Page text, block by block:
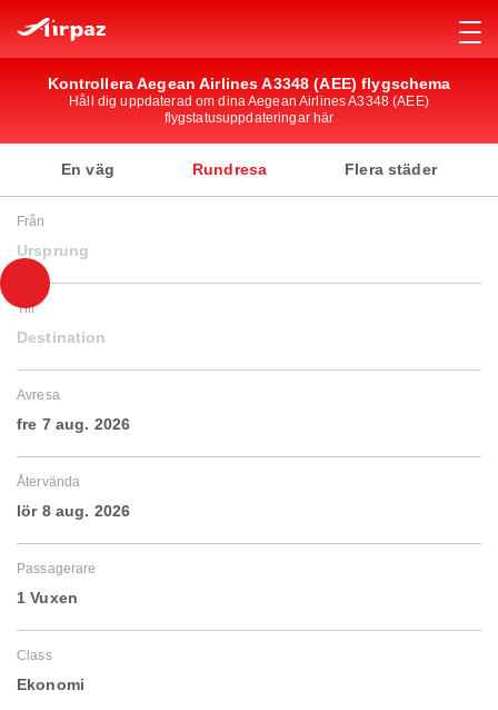
Kontrollera Aegean Airlines A3348 (AEE) flygschema
Håll dig uppdaterad om dina Aegean Airlines A3348 (AEE)
flygstatusuppdateringar här
En väg Rundresa Flera städer
Från
Ursprung
Till
Destination
Avresa
fre 7 aug. 2026
Återvända
lör 8 aug. 2026
Passagerare
1 Vuxen
Class
Ekonomi